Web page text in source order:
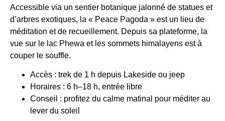
Accessible via un sentier botanique jalonné de statues et
d’arbres exotiques, la « Peace Pagoda » est un lieu de
méditation et de recueillement. Depuis sa plateforme, la
vue sur le lac Phewa et les sommets himalayens est à
couper le souffle.
Accès : trek de 1 h depuis Lakeside ou jeep
Horaires : 6 h–18 h, entrée libre
Conseil : profitez du calme matinal pour méditer au
lever du soleil